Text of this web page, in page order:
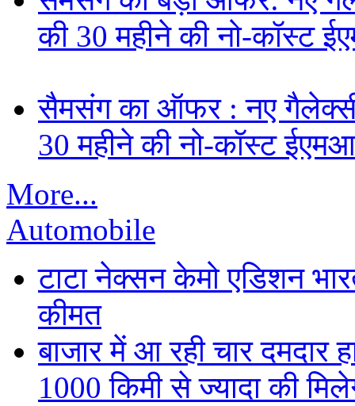
की 30 महीने की नो-कॉस्ट
सैमसंग का ऑफर : नए
30 महीने की नो-कॉस्ट
More...
Automobile
टाटा नेक्सन केमो एडिशन
कीमत
बाजार में आ रही चार दमदार
1000 किमी से ज्यादा की